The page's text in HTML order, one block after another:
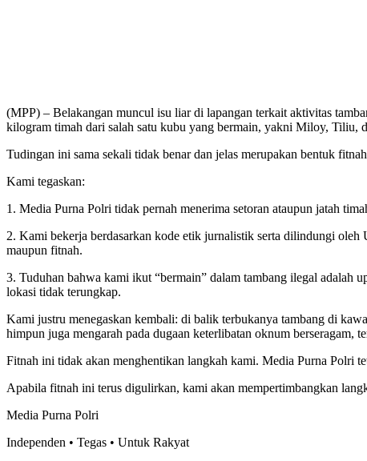
(MPP) – Belakangan muncul isu liar di lapangan terkait aktivitas
kilogram timah dari salah satu kubu yang bermain, yakni Miloy, Tiliu,
Tudingan ini sama sekali tidak benar dan jelas merupakan bentuk
Kami tegaskan:
1. Media Purna Polri tidak pernah menerima setoran ataupun jatah
2. Kami bekerja berdasarkan kode etik jurnalistik serta dilindungi
maupun fitnah.
3. Tuduhan bahwa kami ikut “bermain” dalam tambang ilegal adalah
lokasi tidak terungkap.
Kami justru menegaskan kembali: di balik terbukanya tambang di
himpun juga mengarah pada dugaan keterlibatan oknum berseragam,
Fitnah ini tidak akan menghentikan langkah kami. Media Purna Polri
Apabila fitnah ini terus digulirkan, kami akan mempertimbangkan
Media Purna Polri
Independen • Tegas • Untuk Rakyat